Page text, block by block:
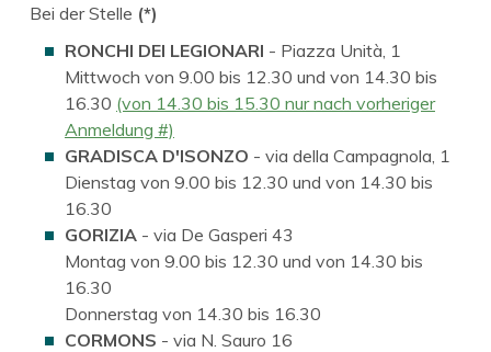
Bei der Stelle (*)
RONCHI DEI LEGIONARI - Piazza Unità, 1
Mittwoch von 9.00 bis 12.30 und von 14.30 bis
16.30 (von 14.30 bis 15.30 nur nach vorheriger
Anmeldung #)
GRADISCA D'ISONZO - via della Campagnola, 1
Dienstag von 9.00 bis 12.30 und von 14.30 bis
16.30
GORIZIA - via De Gasperi 43
Montag von 9.00 bis 12.30 und von 14.30 bis
16.30
Donnerstag von 14.30 bis 16.30
CORMONS - via N. Sauro 16